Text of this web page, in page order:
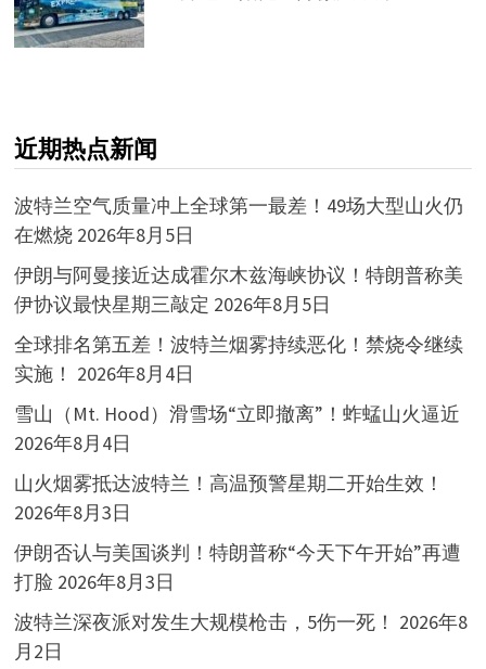
近期热点新闻
波特兰空气质量冲上全球第一最差！49场大型山火仍
在燃烧 2026年8月5日
伊朗与阿曼接近达成霍尔木兹海峡协议！特朗普称美
伊协议最快星期三敲定 2026年8月5日
全球排名第五差！波特兰烟雾持续恶化！禁烧令继续
实施！ 2026年8月4日
雪山（Mt. Hood）滑雪场“立即撤离”！蚱蜢山火逼近
2026年8月4日
山火烟雾抵达波特兰！高温预警星期二开始生效！
2026年8月3日
伊朗否认与美国谈判！特朗普称“今天下午开始”再遭
打脸 2026年8月3日
波特兰深夜派对发生大规模枪击，5伤一死！ 2026年8
月2日